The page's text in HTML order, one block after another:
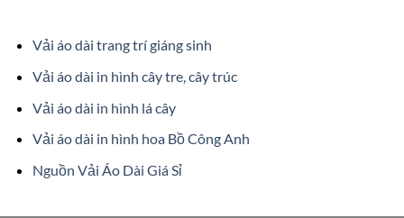
Vải áo dài trang trí giáng sinh
Vải áo dài in hình cây tre, cây trúc
Vải áo dài in hình lá cây
Vải áo dài in hình hoa Bồ Công Anh
Nguồn Vải Áo Dài Giá Sỉ